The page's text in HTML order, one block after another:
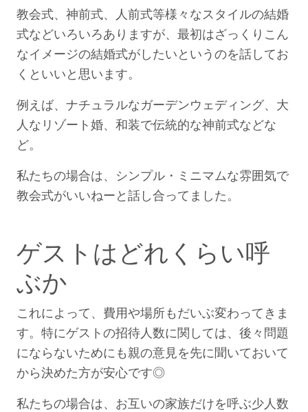
教会式、神前式、人前式等様々なスタイルの結婚
式などいろいろありますが、最初はざっくりこん
なイメージの結婚式がしたいというのを話してお
くといいと思います。
例えば、ナチュラルなガーデンウェディング、大
人なリゾート婚、和装で伝統的な神前式などな
ど。
私たちの場合は、シンプル・ミニマムな雰囲気で
教会式がいいねーと話し合ってました。
ゲストはどれくらい呼
ぶか
これによって、費用や場所もだいぶ変わってきま
す。特にゲストの招待人数に関しては、後々問題
にならないためにも親の意見を先に聞いておいて
から決めた方が安心です◎
私たちの場合は、お互いの家族だけを呼ぶ少人数